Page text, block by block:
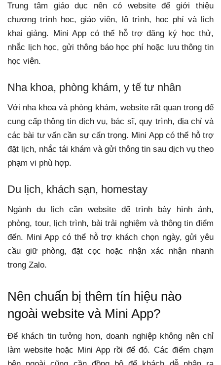
Trung tâm giáo dục nên có website để giới thiệu
chương trình học, giáo viên, lộ trình, học phí và lịch
khai giảng. Mini App có thể hỗ trợ đăng ký học thử,
nhắc lịch học, gửi thông báo học phí hoặc lưu thông tin
học viên.
Nha khoa, phòng khám, y tế tư nhân
Với nha khoa và phòng khám, website rất quan trọng để
cung cấp thông tin dịch vụ, bác sĩ, quy trình, địa chỉ và
các bài tư vấn cần sự cẩn trọng. Mini App có thể hỗ trợ
đặt lịch, nhắc tái khám và gửi thông tin sau dịch vụ theo
phạm vi phù hợp.
Du lịch, khách sạn, homestay
Ngành du lịch cần website để trình bày hình ảnh,
phòng, tour, lịch trình, bài trải nghiệm và thông tin điểm
đến. Mini App có thể hỗ trợ khách chọn ngày, gửi yêu
cầu giữ phòng, đặt cọc hoặc nhận xác nhận nhanh
trong Zalo.
Nên chuẩn bị thêm tín hiệu nào
ngoài website và Mini App?
Để khách tin tưởng hơn, doanh nghiệp không nên chỉ
làm website hoặc Mini App rồi để đó. Các điểm chạm